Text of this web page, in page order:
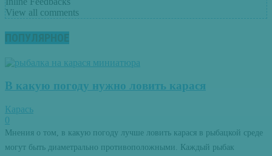
View all comments
ПОПУЛЯРНОЕ
В какую погоду нужно ловить карася
Карась
0
Мнения о том, в какую погоду лучше ловить карася в рыбацкой среде
могут быть диаметрально противоположными. Каждый рыбак